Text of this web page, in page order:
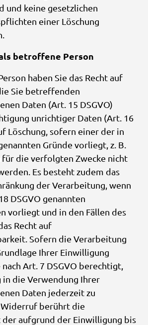
und keine gesetzlichen
einer Löschung
betroffene Person
haben Sie das Recht auf
Sie betreffenden
Daten (Art. 15 DSGVO)
unrichtiger Daten (Art. 16
Löschung, sofern einer der in
Gründe vorliegt, z. B.
für die verfolgten Zwecke nicht
Es besteht zudem das
der Verarbeitung, wenn
DSGVO genannten
vorliegt und in den Fällen des
Recht auf
Sofern die Verarbeitung
Ihrer Einwilligung
Art. 7 DSGVO berechtigt,
die Verwendung Ihrer
Daten jederzeit zu
berührt die
aufgrund der Einwilligung bis